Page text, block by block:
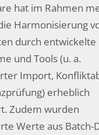
hat im Rahmen
Harmonisierung
durch entwickelte
und Tools (u. a.
Import,
erheblich
Zudem wurden
Werte aus Batch-